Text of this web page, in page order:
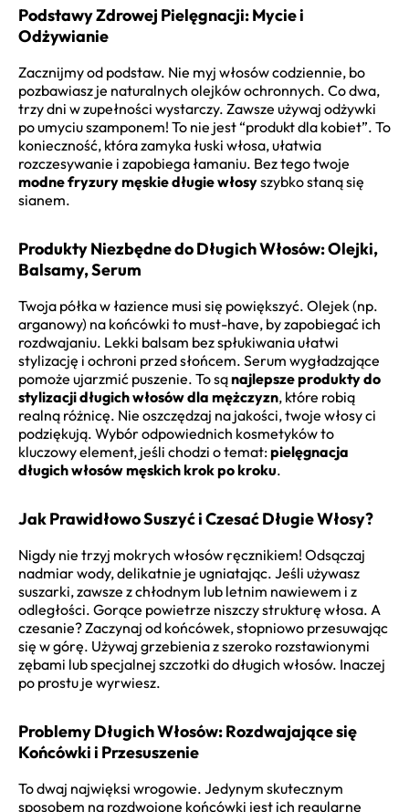
Podstawy Zdrowej Pielęgnacji: Mycie i
Odżywianie
Zacznijmy od podstaw. Nie myj włosów codziennie, bo
pozbawiasz je naturalnych olejków ochronnych. Co dwa,
trzy dni w zupełności wystarczy. Zawsze używaj odżywki
po umyciu szamponem! To nie jest “produkt dla kobiet”. To
konieczność, która zamyka łuski włosa, ułatwia
rozczesywanie i zapobiega łamaniu. Bez tego twoje
modne fryzury męskie długie włosyszybko staną się
sianem.
Produkty Niezbędne do Długich Włosów: Olejki,
Balsamy, Serum
Twoja półka w łazience musi się powiększyć. Olejek (np.
arganowy) na końcówki to must-have, by zapobiegać ich
rozdwajaniu. Lekki balsam bez spłukiwania ułatwi
stylizację i ochroni przed słońcem. Serum wygładzające
pomoże ujarzmić puszenie. To sąnajlepsze produkty do
stylizacji długich włosów dla mężczyzn, które robią
realną różnicę. Nie oszczędzaj na jakości, twoje włosy ci
podziękują. Wybór odpowiednich kosmetyków to
kluczowy element, jeśli chodzi o temat:pielęgnacja
długich włosów męskich krok po kroku.
Jak Prawidłowo Suszyć i Czesać Długie Włosy?
Nigdy nie trzyj mokrych włosów ręcznikiem! Odsączaj
nadmiar wody, delikatnie je ugniatając. Jeśli używasz
suszarki, zawsze z chłodnym lub letnim nawiewem i z
odległości. Gorące powietrze niszczy strukturę włosa. A
czesanie? Zaczynaj od końcówek, stopniowo przesuwając
się w górę. Używaj grzebienia z szeroko rozstawionymi
zębami lub specjalnej szczotki do długich włosów. Inaczej
po prostu je wyrwiesz.
Problemy Długich Włosów: Rozdwajające się
Końcówki i Przesuszenie
To dwaj najwięksi wrogowie. Jedynym skutecznym
sposobem na rozdwojone końcówki jest ich regularne